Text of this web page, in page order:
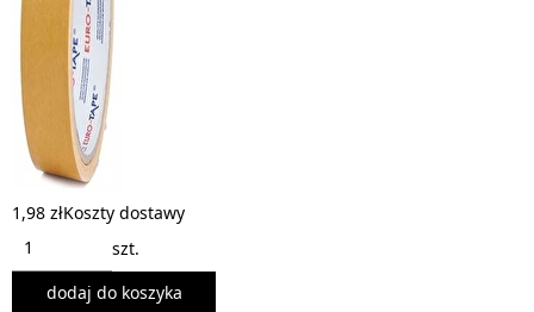
1,98 złKoszty dostawy
szt.
dodaj do koszyka